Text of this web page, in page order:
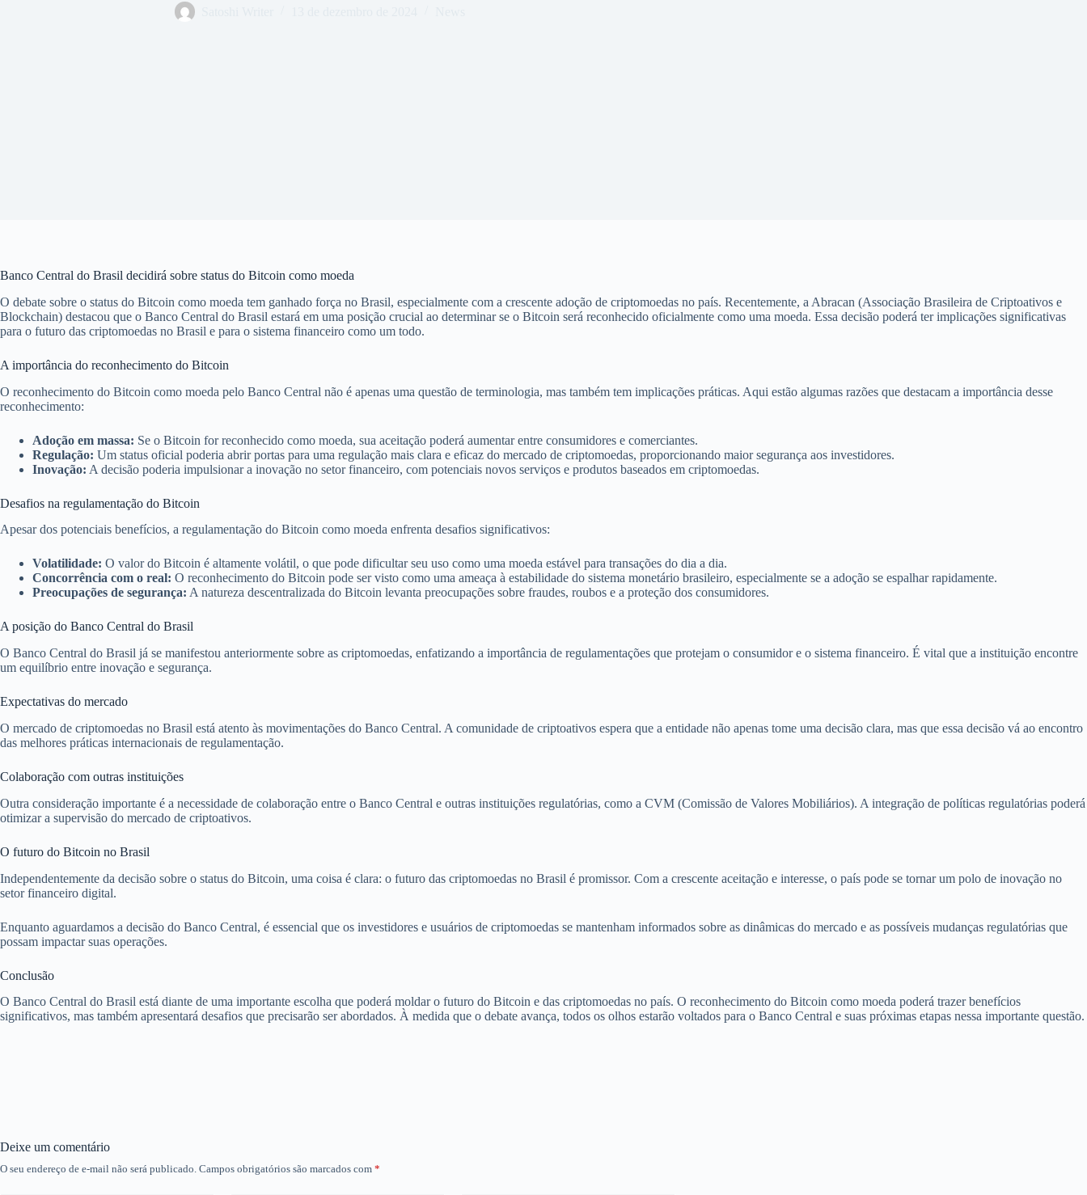
Banco Central do Brasil decidirá sobre status do Bitcoin como moeda
O debate sobre o status do Bitcoin como moeda tem ganhado força no Brasil, especialmente com a crescente adoção de criptomoedas no país. Recentemente, a Abracan (Associação Brasileira de Criptoativos e
Blockchain) destacou que o Banco Central do Brasil estará em uma posição crucial ao determinar se o Bitcoin será reconhecido oficialmente como uma moeda. Essa decisão poderá ter implicações significativas
para o futuro das criptomoedas no Brasil e para o sistema financeiro como um todo.
A importância do reconhecimento do Bitcoin
O reconhecimento do Bitcoin como moeda pelo Banco Central não é apenas uma questão de terminologia, mas também tem implicações práticas. Aqui estão algumas razões que destacam a importância desse
reconhecimento:
Adoção em massa: Se o Bitcoin for reconhecido como moeda, sua aceitação poderá aumentar entre consumidores e comerciantes.
Regulação: Um status oficial poderia abrir portas para uma regulação mais clara e eficaz do mercado de criptomoedas, proporcionando maior segurança aos investidores.
Inovação: A decisão poderia impulsionar a inovação no setor financeiro, com potenciais novos serviços e produtos baseados em criptomoedas.
Desafios na regulamentação do Bitcoin
Apesar dos potenciais benefícios, a regulamentação do Bitcoin como moeda enfrenta desafios significativos:
Volatilidade: O valor do Bitcoin é altamente volátil, o que pode dificultar seu uso como uma moeda estável para transações do dia a dia.
Concorrência com o real: O reconhecimento do Bitcoin pode ser visto como uma ameaça à estabilidade do sistema monetário brasileiro, especialmente se a adoção se espalhar rapidamente.
Preocupações de segurança: A natureza descentralizada do Bitcoin levanta preocupações sobre fraudes, roubos e a proteção dos consumidores.
A posição do Banco Central do Brasil
O Banco Central do Brasil já se manifestou anteriormente sobre as criptomoedas, enfatizando a importância de regulamentações que protejam o consumidor e o sistema financeiro. É vital que a instituição encontre
um equilíbrio entre inovação e segurança.
Expectativas do mercado
O mercado de criptomoedas no Brasil está atento às movimentações do Banco Central. A comunidade de criptoativos espera que a entidade não apenas tome uma decisão clara, mas que essa decisão vá ao encontro
das melhores práticas internacionais de regulamentação.
Colaboração com outras instituições
Outra consideração importante é a necessidade de colaboração entre o Banco Central e outras instituições regulatórias, como a CVM (Comissão de Valores Mobiliários). A integração de políticas regulatórias poderá
otimizar a supervisão do mercado de criptoativos.
O futuro do Bitcoin no Brasil
Independentemente da decisão sobre o status do Bitcoin, uma coisa é clara: o futuro das criptomoedas no Brasil é promissor. Com a crescente aceitação e interesse, o país pode se tornar um polo de inovação no
setor financeiro digital.
Enquanto aguardamos a decisão do Banco Central, é essencial que os investidores e usuários de criptomoedas se mantenham informados sobre as dinâmicas do mercado e as possíveis mudanças regulatórias que
possam impactar suas operações.
Conclusão
O Banco Central do Brasil está diante de uma importante escolha que poderá moldar o futuro do Bitcoin e das criptomoedas no país. O reconhecimento do Bitcoin como moeda poderá trazer benefícios
significativos, mas também apresentará desafios que precisarão ser abordados. À medida que o debate avança, todos os olhos estarão voltados para o Banco Central e suas próximas etapas nessa importante questão.
Deixe um comentário
O seu endereço de e-mail não será publicado. Campos obrigatórios são marcados com *